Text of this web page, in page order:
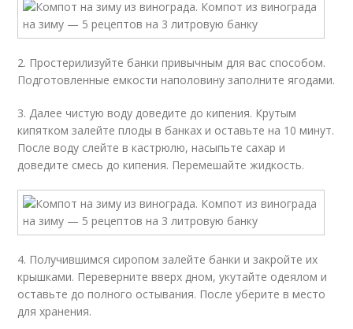
2. Простерилизуйте банки привычным для вас способом.
Подготовленные емкости наполовину заполните ягодами.
3. Далее чистую воду доведите до кипения. Крутым
кипятком залейте плоды в банках и оставьте на 10 минут.
После воду слейте в кастрюлю, насыпьте сахар и
доведите смесь до кипения. Перемешайте жидкость.
4. Получившимся сиропом залейте банки и закройте их
крышками. Переверните вверх дном, укутайте одеялом и
оставьте до полного остывания. После уберите в место
для хранения.